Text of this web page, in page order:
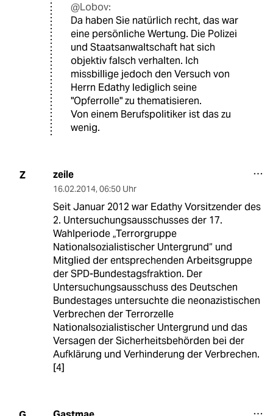
@Lobov:
Da haben Sie natürlich recht, das war
eine persönliche Wertung. Die Polizei
und Staatsanwaltschaft hat sich
objektiv falsch verhalten. Ich
missbillige jedoch den Versuch von
Herrn Edathy lediglich seine
"Opferrolle" zu thematisieren.
Von einem Berufspolitiker ist das zu
wenig.
Z zeile
16.02.2014, 06:50 Uhr
Seit Januar 2012 war Edathy Vorsitzender des
2. Untersuchungsausschusses der 17.
Wahlperiode „Terrorgruppe
Nationalsozialistischer Untergrund“ und
Mitglied der entsprechenden Arbeitsgruppe
der SPD-Bundestagsfraktion. Der
Untersuchungsausschuss des Deutschen
Bundestages untersuchte die neonazistischen
Verbrechen der Terrorzelle
Nationalsozialistischer Untergrund und das
Versagen der Sicherheitsbehörden bei der
Aufklärung und Verhinderung der Verbrechen.
[4]